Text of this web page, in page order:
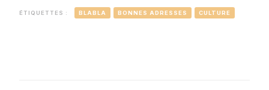
ÉTIQUETTES : BLABLA BONNES ADRESSES CULTURE